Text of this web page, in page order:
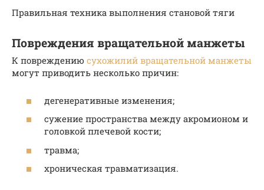
Правильная техника выполнения становой тяги
Повреждения вращательной манжеты
К повреждению сухожилий вращательной манжеты
могут приводить несколько причин:
дегенеративные изменения;
сужение пространства между акромионом и
головкой плечевой кости;
травма;
хроническая травматизация.